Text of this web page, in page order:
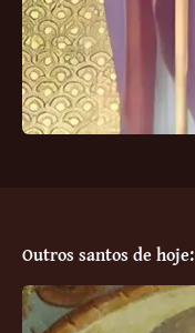
Outros santos de hoje: